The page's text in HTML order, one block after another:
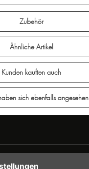
Zubehör
Ähnliche Artikel
Kunden kauften auch
sich ebenfalls angesehen